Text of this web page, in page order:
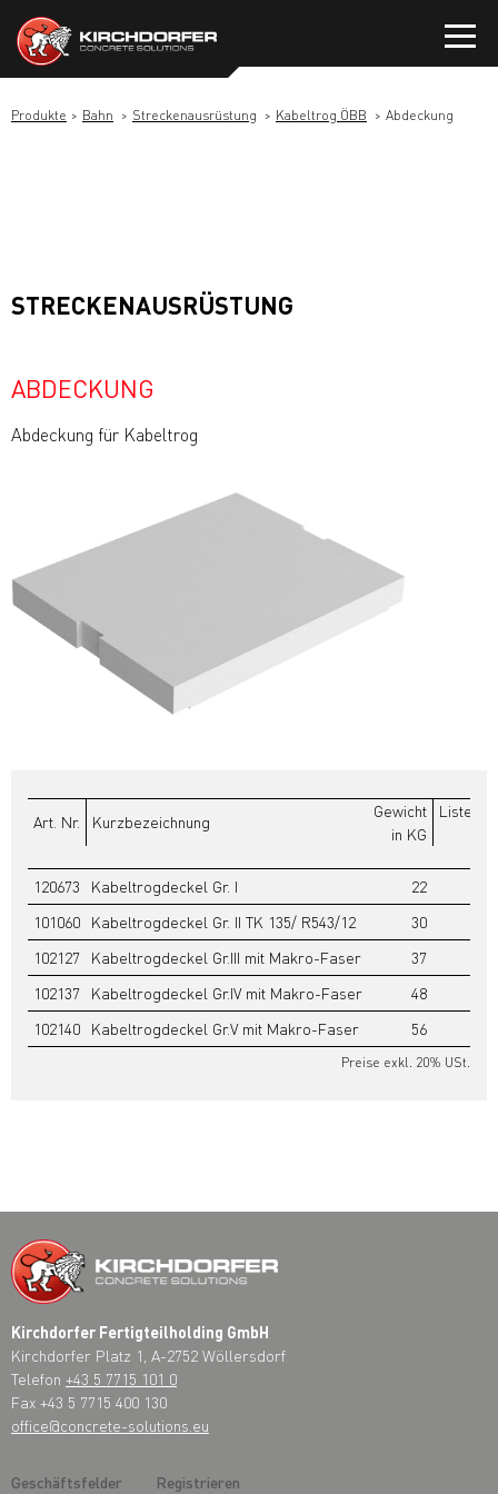
Inhalt
springen
Produkte Bahn Streckenausrüstung Kabeltrog ÖBB Abdeckung
STRECKENAUSRÜSTUNG
ABDECKUNG
Abdeckung für Kabeltrog
Art. Nr. Kurzbezeichnung
Gewicht
in KG
120673 Kabeltrogdeckel Gr. I 22
101060
Kabeltrogdeckel Gr. II TK 135/ R543/12 30
102127
Kabeltrogdeckel Gr.III mit Makro-Faser 37
102137
Kabeltrogdeckel Gr.IV mit Makro-Faser 48
102140
Kabeltrogdeckel Gr.V mit Makro-Faser 56
Preise exkl. 20% USt.
Kirchdorfer Fertigteilholding GmbH
Kirchdorfer Platz 1, A-2752 Wöllersdorf
Telefon +43 5 7715 101 0
Fax +43 5 7715 400 130
office@concrete-solutions.eu
Geschäftsfelder Registrieren